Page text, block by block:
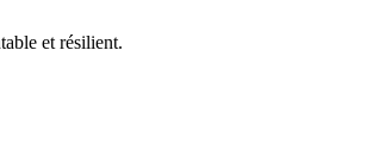
et résilient.